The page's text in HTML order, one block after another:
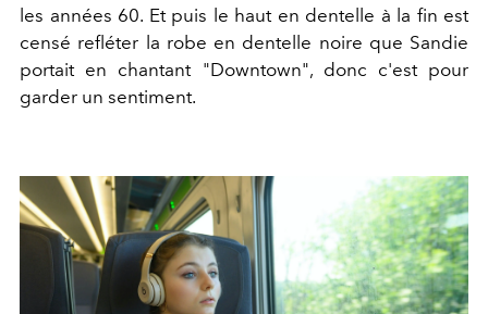
les années 60. Et puis le haut en dentelle à la fin est
censé refléter la robe en dentelle noire que Sandie
portait en chantant "Downtown", donc c'est pour
garder un sentiment.